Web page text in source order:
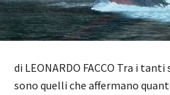
di LEONARDO FACCO Tra i
sono quelli che affermano